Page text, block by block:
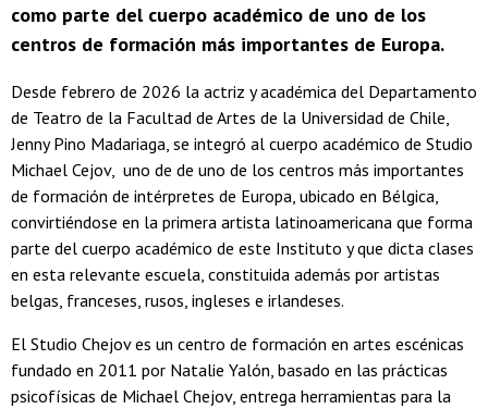
como parte del cuerpo académico de uno de los
centros de formación más importantes de Europa.
Desde febrero de 2026 la actriz y académica del Departamento
de Teatro de la Facultad de Artes de la Universidad de Chile,
Jenny Pino Madariaga, se integró al cuerpo académico de Studio
Michael Cejov, uno de de uno de los centros más importantes
de formación de intérpretes de Europa, ubicado en Bélgica,
convirtiéndose en la primera artista latinoamericana que forma
parte del cuerpo académico de este Instituto y que dicta clases
en esta relevante escuela, constituida además por artistas
belgas, franceses, rusos, ingleses e irlandeses.
El Studio Chejov es un centro de formación en artes escénicas
fundado en 2011 por Natalie Yalón, basado en las prácticas
psicofísicas de Michael Chejov, entrega herramientas para la